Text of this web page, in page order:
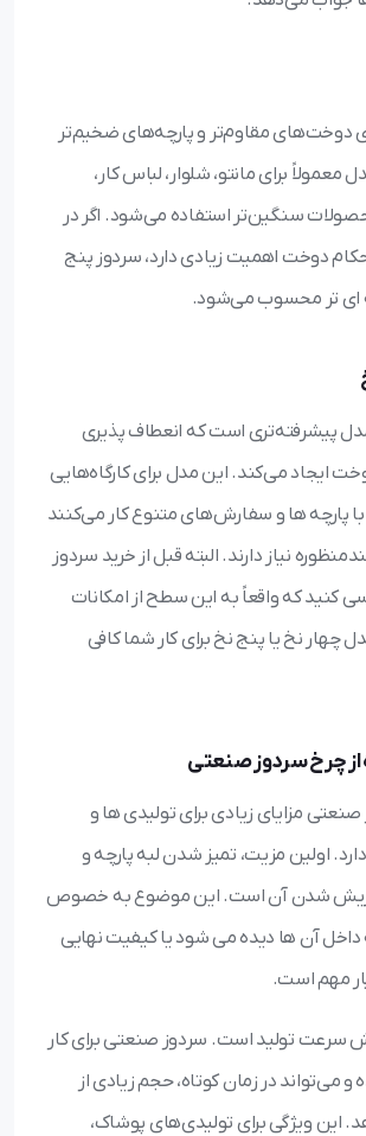
دوخت‌های مقاوم‌تر و پارچه‌های ضخیم‌تر
معمولاً برای مانتو، شلوار، لباس کار،
سنگین‌تر استفاده می‌شود. اگر در
دوخت اهمیت زیادی دارد، سردوز پنج
ای‌ تر محسوب می‌شود.
پیشرفته‌تری است که انعطاف‌ پذیری
ایجاد می‌کند. این مدل برای کارگاه‌هایی
پارچه‌ ها و سفارش‌های متنوع کار می‌کنند
نیاز دارند. البته قبل از خرید سردوز
کنید که واقعاً به این سطح از امکانات
چهار نخ یا پنج نخ برای کار شما کافی
از چرخ سردوز صنعتی
صنعتی مزایای زیادی برای تولیدی‌ ها و
اولین مزیت، تمیز شدن لبه پارچه و
ریش شدن آن است. این موضوع به‌ خصوص
آن‌ ها دیده می‌ شود یا کیفیت نهایی
مهم است.
سرعت تولید است. سردوز صنعتی برای کار
می‌تواند در زمان کوتاه، حجم زیادی از
این ویژگی برای تولیدی‌های پوشاک،